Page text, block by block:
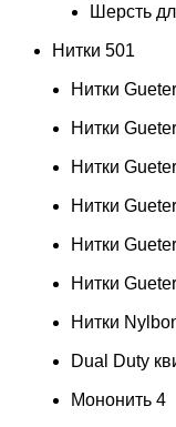
Шерсть
Нитки 501
Нитки
Нитки
Нитки
Нитки
Нитки
Нитки
Нитки
Dual Duty
Мононить 4